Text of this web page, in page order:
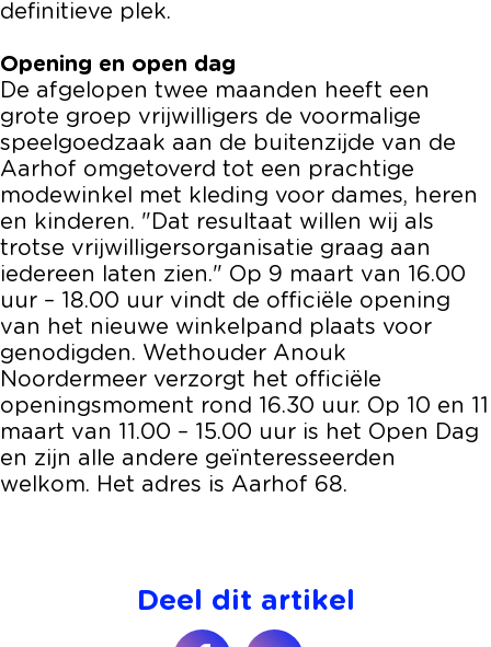
definitieve plek.
Opening en open dag
De afgelopen twee maanden heeft een
grote groep vrijwilligers de voormalige
speelgoedzaak aan de buitenzijde van de
Aarhof omgetoverd tot een prachtige
modewinkel met kleding voor dames, heren
en kinderen. "Dat resultaat willen wij als
trotse vrijwilligersorganisatie graag aan
iedereen laten zien." Op 9 maart van 16.00
uur – 18.00 uur vindt de officiële opening
van het nieuwe winkelpand plaats voor
genodigden. Wethouder Anouk
Noordermeer verzorgt het officiële
openingsmoment rond 16.30 uur. Op 10 en 11
maart van 11.00 – 15.00 uur is het Open Dag
en zijn alle andere geïnteresseerden
welkom. Het adres is Aarhof 68.
Deel dit artikel